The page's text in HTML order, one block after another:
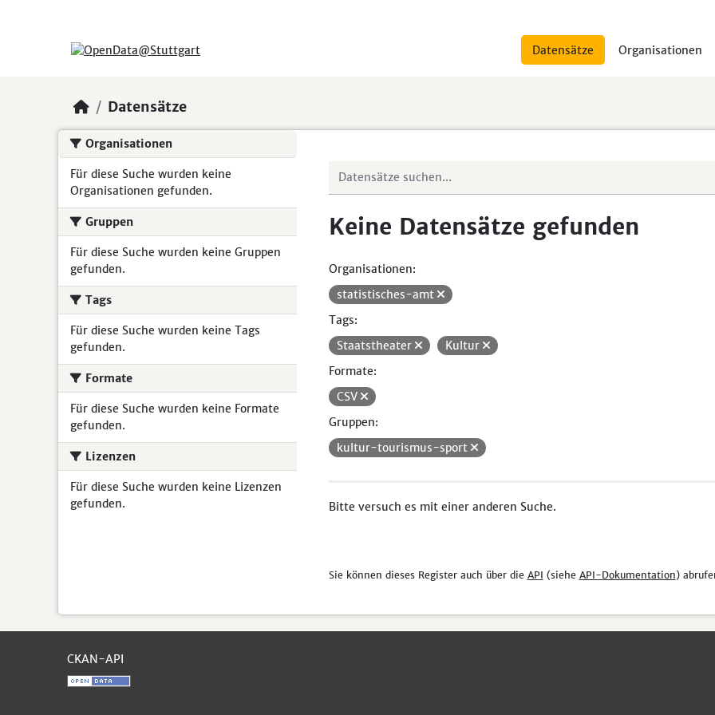
Datensätze Organisationen
Datensätze
Organisationen
Für diese Suche wurden keine
Organisationen gefunden.
Gruppen
Für diese Suche wurden keine Gruppen
gefunden.
Tags
Für diese Suche wurden keine Tags
gefunden.
Formate
Für diese Suche wurden keine Formate
gefunden.
Lizenzen
Für diese Suche wurden keine Lizenzen
gefunden.
Keine Datensätze gefunden
Organisationen:
statistisches-amt
Tags:
Staatstheater
Kultur
Formate:
CSV
Gruppen:
kultur-tourismus-sport
Bitte versuch es mit einer anderen Suche.
Sie können dieses Register auch über die API (siehe API-Dokumentation)
CKAN-API